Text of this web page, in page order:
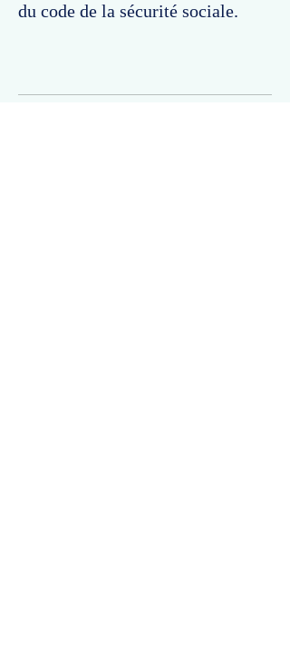
du code de la sécurité sociale.